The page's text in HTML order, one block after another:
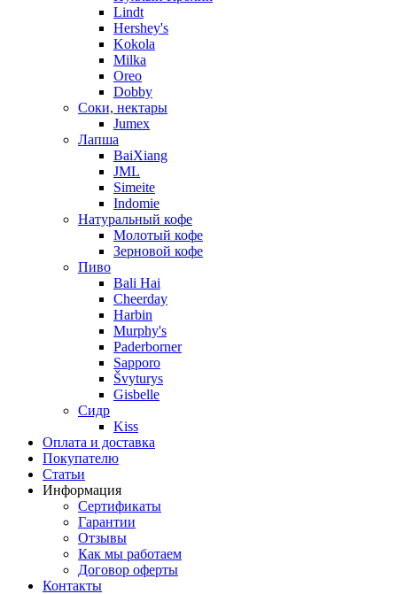
Lindt
Hershey's
Kokola
Milka
Oreo
Dobby
Соки, нектары
Jumex
Лапша
BaiXiang
JML
Simeite
Indomie
Натуральный кофе
Молотый кофе
Зерновой кофе
Пиво
Bali Hai
Cheerday
Harbin
Murphy's
Paderborner
Sapporo
Švyturys
Gisbelle
Сидр
Kiss
Оплата и доставка
Покупателю
Статьи
Информация
Сертификаты
Гарантии
Отзывы
Как мы работаем
Договор оферты
Контакты